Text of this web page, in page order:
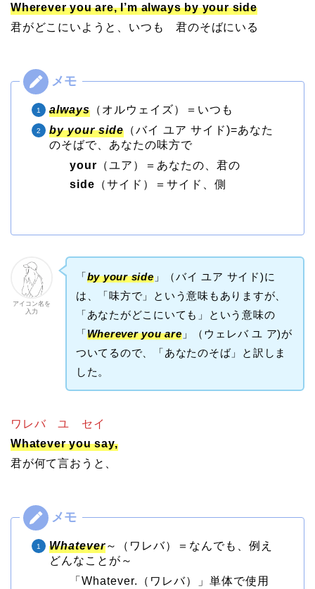
Wherever you are, I’m always by your side
君がどこにいようと、いつも 君のそばにいる
always （オルウェイズ）＝いつも
by your side （バイ ユア サイド)=あなた
のそばで、あなたの味方で
your （ユア）＝あなたの、君の
side （サイド）＝サイド、側
アイコン名を
入力
「by your side」（バイ ユア サイド)に
は、「味方で」という意味もありますが、
「あなたがどこにいても」という意味の
「Wherever you are」（ウェレバ ユ ア)が
ついてるので、「あなたのそば」と訳しま
した。
ワレバ ユ セイ
Whatever you say,
君が何て言おうと、
Whatever～（ワレバ）＝なんでも、例え
どんなことが～
「Whatever.（ワレバ）」単体で使用